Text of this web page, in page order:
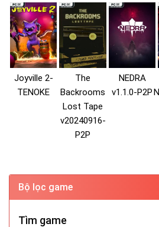
Joyville 2-
TENOKE
The
Backrooms
Lost Tape
v20240916-
P2P
NEDRA
v1.1.0-P2P
Bộ lọc game
Tìm game